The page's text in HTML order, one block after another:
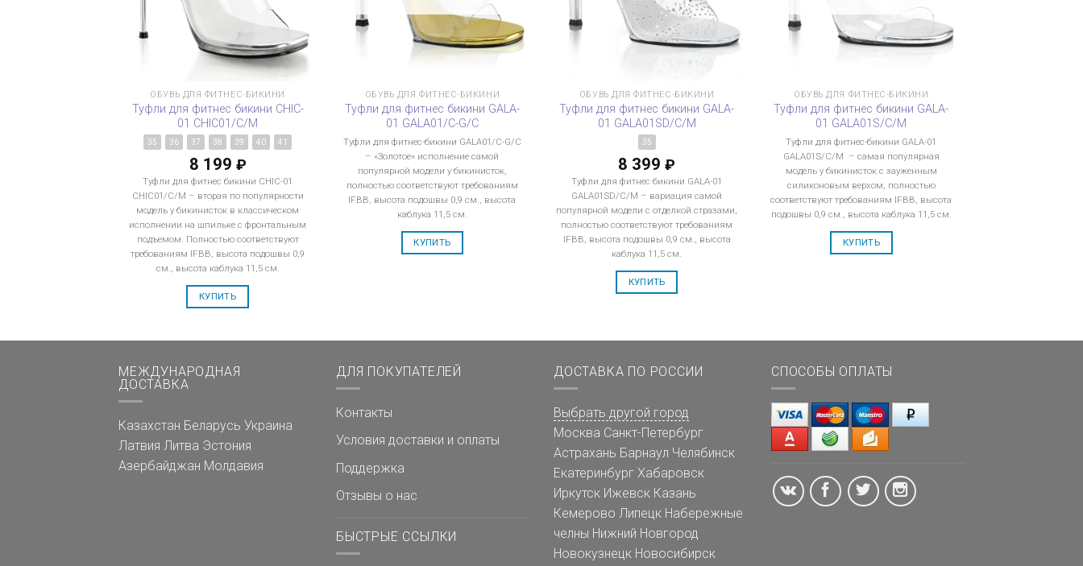
ОБУВЬ ДЛЯ ФИТНЕС-БИКИНИ
Туфли для фитнес бикини CHIC-
01 CHIC01/C/M
35 36 37 38 39 40 41
8 199 ₽
Туфли для фитнес бикини CHIC-01
CHIC01/C/M – вторая по популярности
модель у бикинисток в классическом
исполнении на шпильке с фронтальным
подъемом. Полностью соответствуют
требованиям IFBB, высота подошвы 0,9
см., высота каблука 11,5 см.
КУПИТЬ
ОБУВЬ ДЛЯ ФИТНЕС-БИКИНИ
Туфли для фитнес бикини GALA-
01 GALA01/C-G/C
Туфли для фитнес-бикини GALA01/C-G/C
– «Золотое» исполнение самой
популярной модели у бикинисток,
полностью соответствуют требованиям
IFBB, высота подошвы 0,9 см., высота
каблука 11,5 см.
КУПИТЬ
ОБУВЬ ДЛЯ ФИТНЕС-БИКИНИ
Туфли для фитнес бикини GALA-
01 GALA01SD/C/M
35
8 399₽
Туфли для фитнес бикини GALA-01
GALA01SD/C/M – вариация самой
популярной модели с отделкой стразами,
полностью соответствуют требованиям
IFBB, высота подошвы 0,9 см., высота
каблука 11,5 см.
КУПИТЬ
ОБУВЬ ДЛЯ ФИТНЕС-БИКИНИ
Туфли для фитнес бикини GALA-
01 GALA01S/C/M
Туфли для фитнес-бикини GALA-01
GALA01S/C/M – самая популярная
модель у бикинисток с зауженным
силиконовым верхом, полностью
соответствуют требованиям IFBB, высота
подошвы 0,9 см., высота каблука 11,5 см.
КУПИТЬ
МЕЖДУНАРОДНАЯ
ДОСТАВКА
Казахстан Беларусь Украина
Латвия Литва Эстония
Азербайджан Молдавия
ДЛЯ ПОКУПАТЕЛЕЙ
Контакты
Условия доставки и оплаты
Поддержка
Отзывы о нас
БЫСТРЫЕ ССЫЛКИ
ДОСТАВКА ПО РОССИИ
Выбрать другой город
Москва Санкт-Петербург
Астрахань Барнаул Челябинск
Екатеринбург Хабаровск
Иркутск Ижевск Казань
Кемерово Липецк Набережные
челны Нижний Новгород
Новокузнецк Новосибирск
СПОСОБЫ ОПЛАТЫ